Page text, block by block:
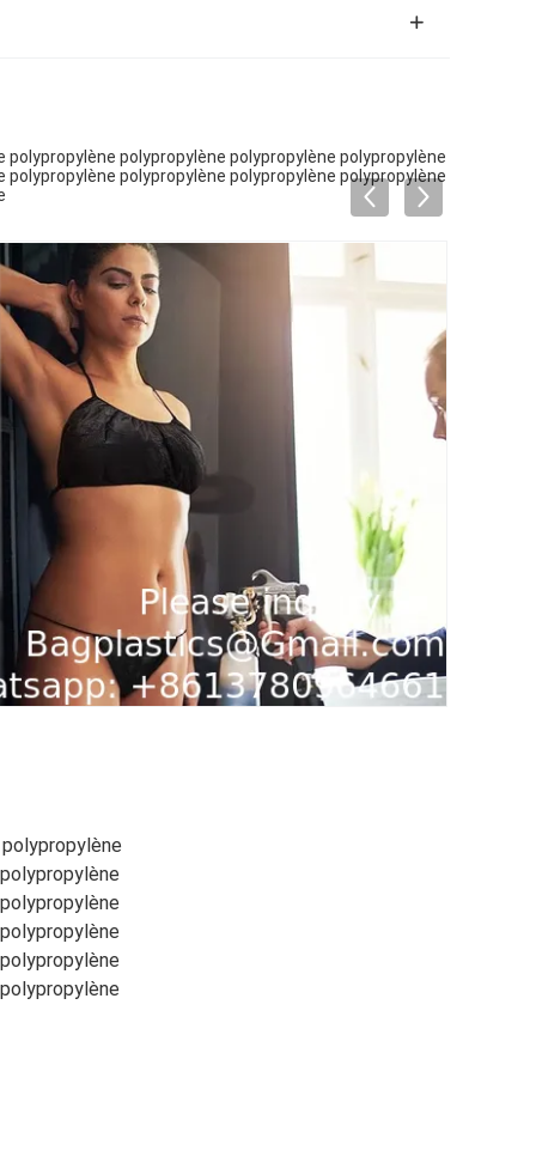
polypropylène polypropylène polypropylène
polypropylène polypropylène polypropylène